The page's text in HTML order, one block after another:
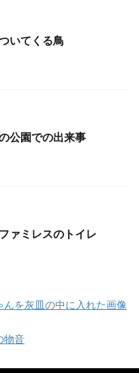
いてくる鳥
公園での出来事
ァミレスのトイレ
んを灰皿の中に入れた画像
物音